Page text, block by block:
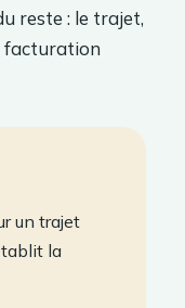
reste : le trajet,
facturation
un trajet
la